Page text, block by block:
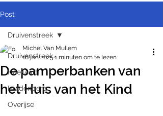
Post
Druivenstreek
Hoeilaart
Huldenberg
Overijse
Druivenstreek
De pamperbanken van
het Huis van het Kind
Michel Van Mullem
16 jan 2025 1 minuten om te lezen